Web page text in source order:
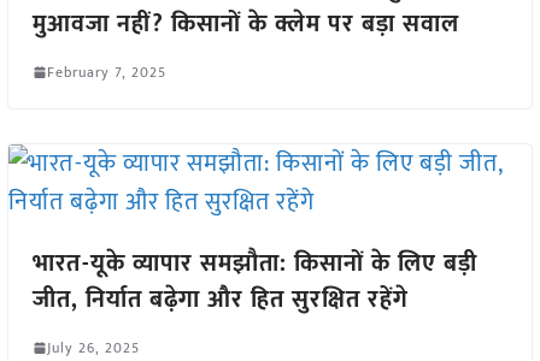
मुआवजा नहीं? किसानों के क्लेम पर बड़ा सवाल
February 7, 2025
भारत-यूके व्यापार समझौता: किसानों के लिए बड़ी
जीत, निर्यात बढ़ेगा और हित सुरक्षित रहेंगे
July 26, 2025